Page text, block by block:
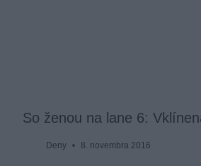
So ženou na lane 6:
Deny 8. novembra 2016